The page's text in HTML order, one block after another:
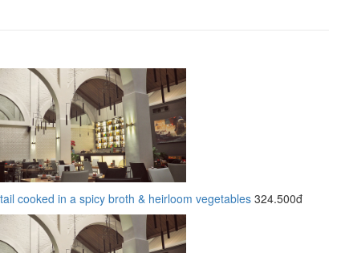
cooked in a spicy broth & heirloom vegetables 324.500đ